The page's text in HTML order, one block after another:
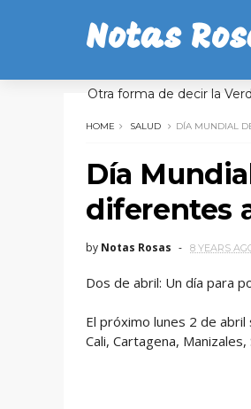
Notas
Otra forma de decir la
HOME SALUD DÍA MUNDIAL
Día
diferentes
by Notas Rosas 8 YEARS
Dos de abril: Un día para
El próximo lunes 2 de abril
Cali, Cartagena,